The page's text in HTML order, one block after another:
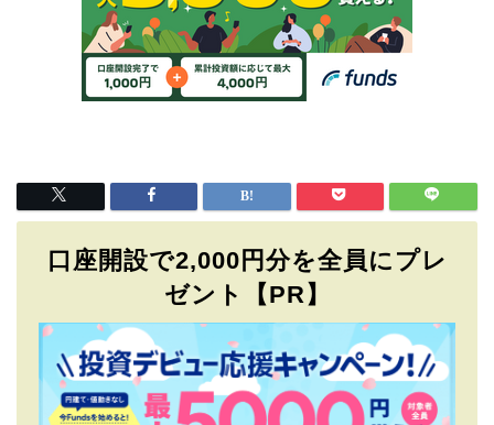
口座開設で2,000円分を全員にプレ
ゼント【PR】